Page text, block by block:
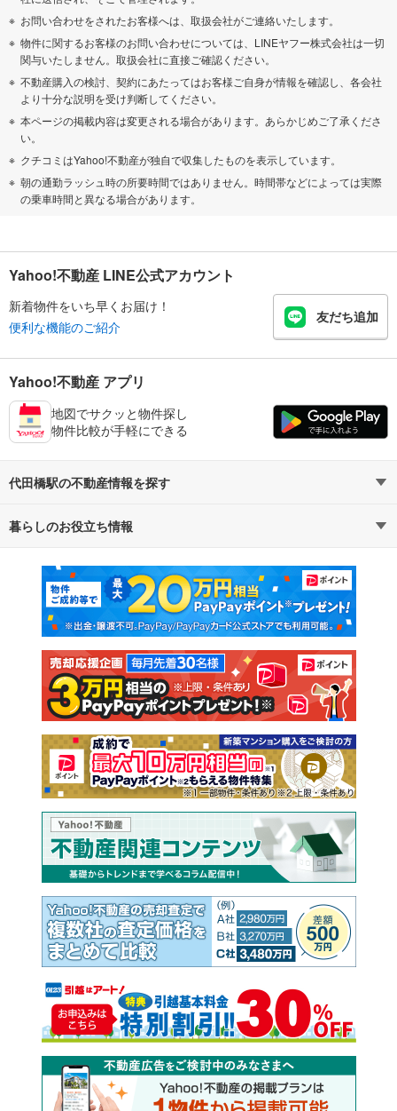
お問い合わせをされたお客様へは、取扱会社がご連絡いたします。
物件に関するお客様のお問い合わせについては、LINEヤフー株式会社は一切
関与いたしません。取扱会社に直接ご確認ください。
不動産購入の検討、契約にあたってはお客様ご自身が情報を確認し、各会社
より十分な説明を受け判断してください。
本ページの掲載内容は変更される場合があります。あらかじめご了承くださ
い。
クチコミはYahoo!不動産が独自で収集したものを表示しています。
朝の通勤ラッシュ時の所要時間ではありません。時間帯などによっては実際
の乗車時間と異なる場合があります。
Yahoo!不動産 LINE公式アカウント
新着物件をいち早くお届け！
便利な機能のご紹介
友だち追加
Yahoo!不動産 アプリ
地図でサクッと物件探し
物件比較が手軽にできる
代田橋駅の不動産情報を探す
不動産・住宅
新築マンション 中古マンション
新築一戸建て 中古一戸建て
注文住宅 土地
売却査定
暮らしのお役立ち情報
マンションカタログ 教えて！住まいの先生